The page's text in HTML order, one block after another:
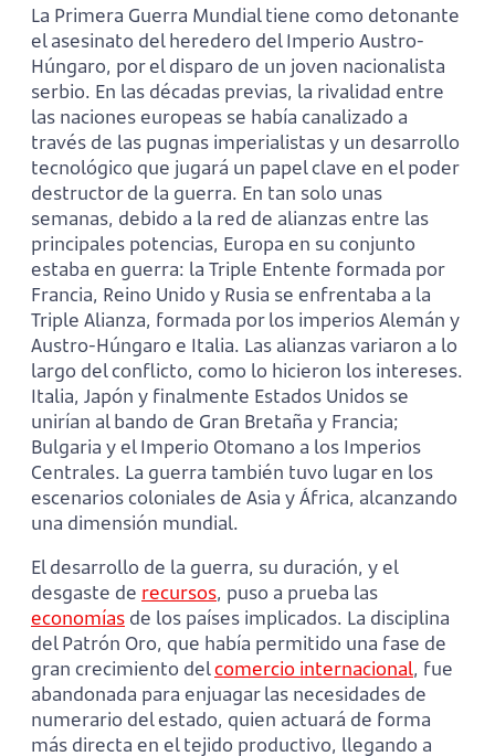
La Primera Guerra Mundial tiene como detonante
el asesinato del heredero del Imperio Austro-
Húngaro, por el disparo de un joven nacionalista
serbio. En las décadas previas, la rivalidad entre
las naciones europeas se había canalizado a
través de las pugnas imperialistas y un desarrollo
tecnológico que jugará un papel clave en el poder
destructor de la guerra. En tan solo unas
semanas, debido a la red de alianzas entre las
principales potencias, Europa en su conjunto
estaba en guerra: la Triple Entente formada por
Francia, Reino Unido y Rusia se enfrentaba a la
Triple Alianza, formada por los imperios Alemán y
Austro-Húngaro e Italia. Las alianzas variaron a lo
largo del conflicto, como lo hicieron los intereses.
Italia, Japón y finalmente Estados Unidos se
unirían al bando de Gran Bretaña y Francia;
Bulgaria y el Imperio Otomano a los Imperios
Centrales. La guerra también tuvo lugar en los
escenarios coloniales de Asia y África, alcanzando
una dimensión mundial.
El desarrollo de la guerra, su duración, y el
desgaste de recursos, puso a prueba las
economías de los países implicados. La disciplina
del Patrón Oro, que había permitido una fase de
gran crecimiento delcomercio internacional, fue
abandonada para enjuagar las necesidades de
numerario del estado, quien actuará de forma
más directa en el tejido productivo, llegando a